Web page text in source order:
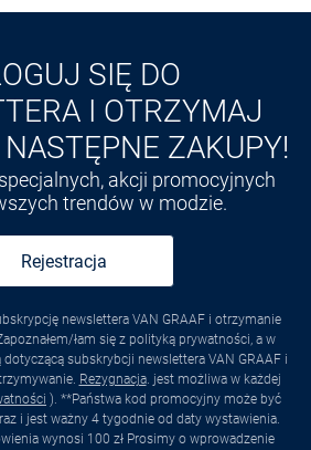
aplikację VANGRAAF
SIĘ DO
I OTRZYMAJ
ZAKUPY!
akcji promocyjnych
trendów w modzie.
Rejestracja
newslettera VAN GRAAF i otrzymanie
łam się z polityką prywatności, a w
subskrybcji newslettera VAN GRAAF i
Rezygnacja. jest możliwa w każdej
). **Państwa kod promocyjny może być
i jest ważny 4 tygodnie od daty wystawienia.
wynosi 100 zł Prosimy o wprowadzenie